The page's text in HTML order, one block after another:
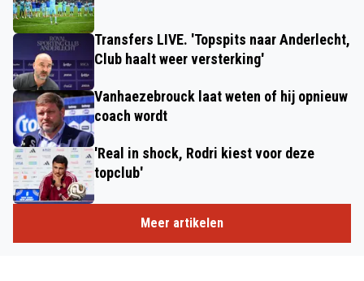
Transfers LIVE. 'Topspits naar Anderlecht,
Club haalt weer versterking'
Vanhaezebrouck laat weten of hij opnieuw
coach wordt
'Real in shock, Rodri kiest voor deze
topclub'
Meer artikelen